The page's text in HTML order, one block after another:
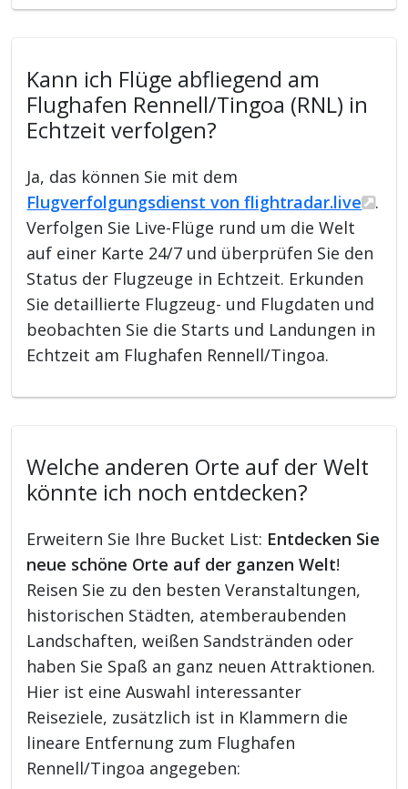
Kann ich Flüge abfliegend am
Flughafen Rennell/Tingoa (RNL) in
Echtzeit verfolgen?
Ja, das können Sie mit dem
Flugverfolgungsdienst von flightradar.live
.
Verfolgen Sie Live-Flüge rund um die Welt
auf einer Karte 24/7 und überprüfen Sie den
Status der Flugzeuge in Echtzeit. Erkunden
Sie detaillierte Flugzeug- und Flugdaten und
beobachten Sie die Starts und Landungen in
Echtzeit am Flughafen Rennell/Tingoa.
Welche anderen Orte auf der Welt
könnte ich noch entdecken?
Erweitern Sie Ihre Bucket List: Entdecken Sie
neue schöne Orte auf der ganzen Welt!
Reisen Sie zu den besten Veranstaltungen,
historischen Städten, atemberaubenden
Landschaften, weißen Sandstränden oder
haben Sie Spaß an ganz neuen Attraktionen.
Hier ist eine Auswahl interessanter
Reiseziele, zusätzlich ist in Klammern die
lineare Entfernung zum Flughafen
Rennell/Tingoa angegeben: